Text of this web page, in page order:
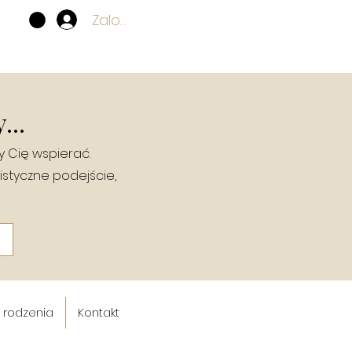
Zaloguj się
Cię wspierać.
podejście,
rodzenia Kontakt